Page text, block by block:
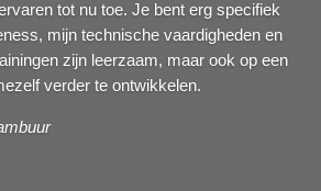
tot nu toe. Je bent erg specifiek
mijn technische vaardigheden en
zijn leerzaam, maar ook op een
verder te ontwikkelen.